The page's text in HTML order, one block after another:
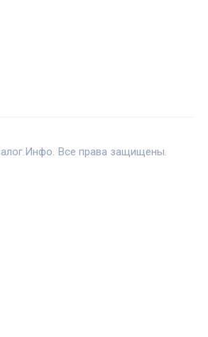
Все права защищены.